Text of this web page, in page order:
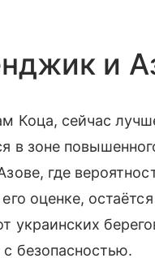
и
Коца, сейчас
в зоне
где
оценке,
украинских
безопасностью.